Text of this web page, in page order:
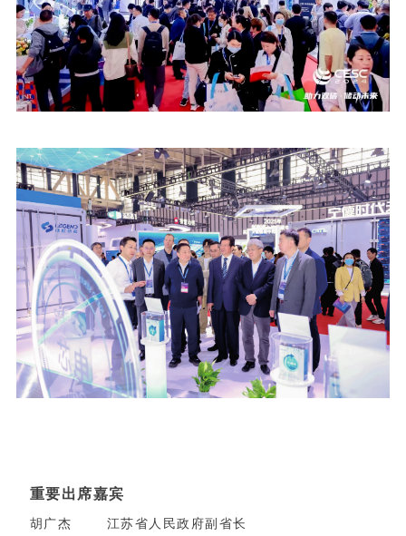
重要出席嘉宾
胡广杰 江苏省人民政府副省长